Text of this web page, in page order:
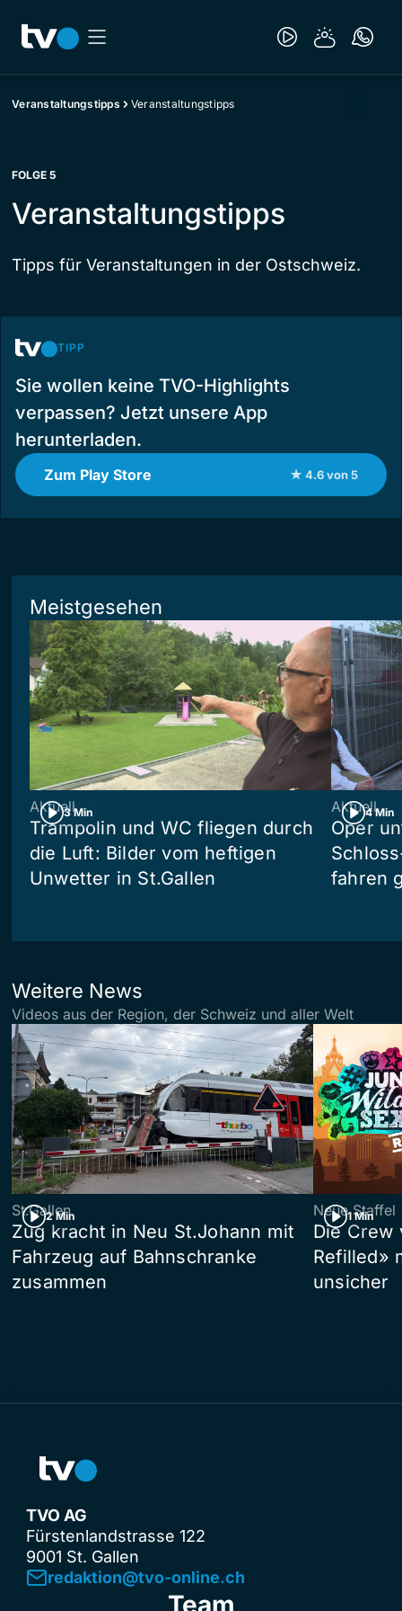
Veranstaltungstipps Veranstaltungstipps
FOLGE 5
Veranstaltungstipps
Tipps für Veranstaltungen in der Ostschweiz.
TIPP
Sie wollen keine TVO-Highlights
verpassen? Jetzt unsere App
herunterladen.
Zum Play Store ★ 4.6 von 5
Meistgesehen
3 Min
Aktuell
Trampolin und WC fliegen durch
die Luft: Bilder vom heftigen
Unwetter in St.Gallen
4 Min
Aktuell
Oper
fahren
Weitere News
Videos aus der Region, der Schweiz und aller Welt
2 Min
St.Gallen
Zug kracht in Neu St.Johann mit
Fahrzeug auf Bahnschranke
zusammen
1 Min
Neue Staffel
Die Crew
Refilled»
unsicher
TVO AG
Fürstenlandstrasse 122
9001 St. Gallen
redaktion@tvo-online.ch
Team